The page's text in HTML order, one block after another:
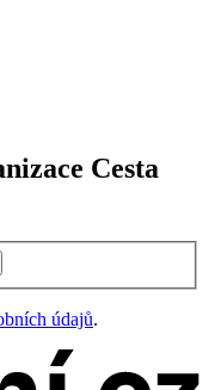
Cesta
údajů.